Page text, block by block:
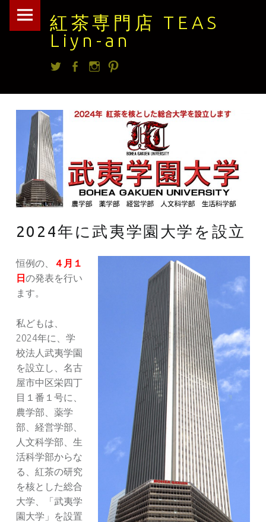
紅茶専門店 TEAS
Liyn-an
紅
navigation
Skip
Twitterfacebook
Instagram
2024年に武夷学園大学を設立
恒例の、
４月１
日の発表を行い
ます。
私どもは、
2024年に、学
校法人武夷学園
を設立し、名古
屋市中区栄四丁
目１番１号に、
農学部、薬学
部、経営学部、
人文科学部、生
活科学部からな
る、紅茶の研究
を核とした総合
大学、「武夷学
園大学」を設置